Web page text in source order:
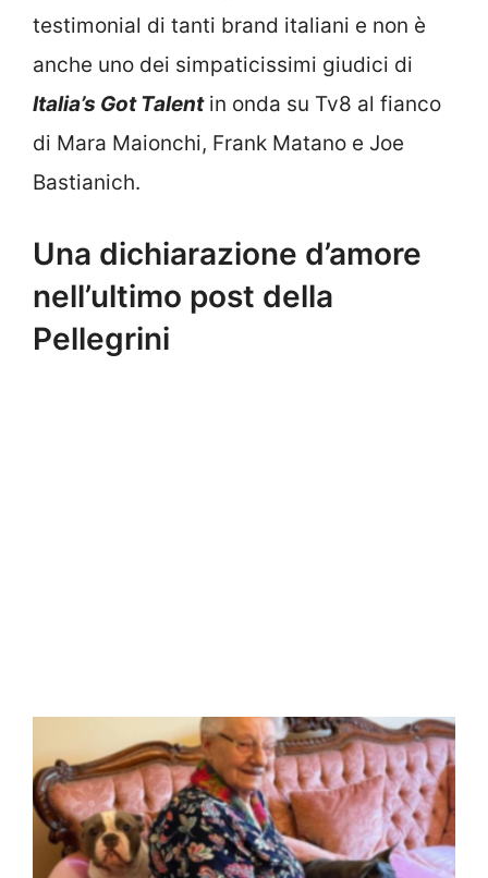
testimonial di tanti brand italiani e non è
anche uno dei simpaticissimi giudici di
Italia’s Got Talentin onda su Tv8 al fianco
di Mara Maionchi, Frank Matano e Joe
Bastianich.
Una dichiarazione d’amore
nell’ultimo post della
Pellegrini